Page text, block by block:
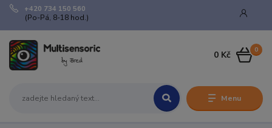
Menu
+420 734 150 560
(Po-Pá, 8-18 hod.)
0
0 Kč